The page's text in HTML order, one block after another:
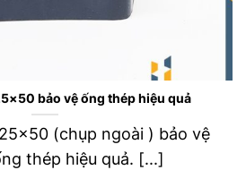
bảo vệ ống thép hiệu quả
(chụp ngoài ) bảo vệ
thép hiệu quả. [...]